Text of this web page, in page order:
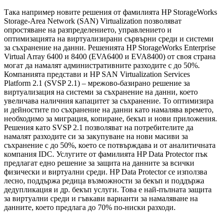
Така например новите решения от фамилията HP StorageWorks
Storage-Area Network (SAN) Virtualization позволяват
опростяване на разпределението, управлението и
оптимизацията на виртуализирани сървърни среди и системи
за съхранение на данни. Решенията HP StorageWorks Enterprise
Virtual Array 6400 и 8400 (EVA6400 и EVA8400) от своя страна
могат да намалят административните разходите с до 50%.
Компанията представи и HP SAN Virtualization Services
Platform 2.1 (SVSP 2.1) – мрежово-базирано решение за
виртуализация на системи за съхранение на данни, което
увеличава наличния капацитет за съхранение. То оптимизира
и дейностите по съхранение на данни като намалява времето,
необходимо за миграция, копиране, бекъп и нови приложения.
Решения като SVSP 2.1 позволяват на потребителите да
намалят разходите си за закупуване на нови масиви за
съхранение с до 50%, което се потвърждава и от аналитичната
компания IDC. Услугите от фамилията HP Data Protector пък
предлагат едно решение за защита на данните за всички
физически и виртуални среди. HP Data Protector се използва
лесно, поддържа редица възможности за бекъп и поддържа
дедупликация и др. бекъп услуги. Това е най-пълната защита
за виртуални среди и гъвкави варианти за намаляване на
данните, което предлага до 70% по-ниски разходи.